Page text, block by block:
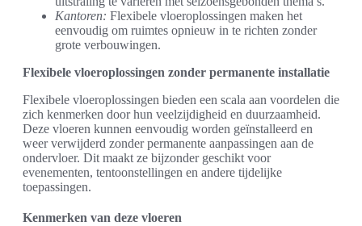
Kantoren: Flexibele vloeroplossingen maken het
eenvoudig om ruimtes opnieuw in te richten zonder
grote verbouwingen.
Flexibele vloeroplossingen zonder permanente installatie
Flexibele vloeroplossingen bieden een scala aan voordelen die
zich kenmerken door hun veelzijdigheid en duurzaamheid.
Deze vloeren kunnen eenvoudig worden geïnstalleerd en
weer verwijderd zonder permanente aanpassingen aan de
ondervloer. Dit maakt ze bijzonder geschikt voor
evenementen, tentoonstellingen en andere tijdelijke
toepassingen.
Kenmerken van deze vloeren